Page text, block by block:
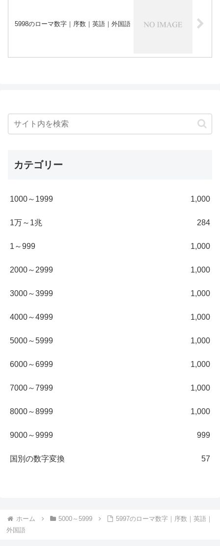
5998のローマ数字｜序数｜英語｜外国語
カテゴリー
1000～1999 1,000
1万～1兆 284
1～999 1,000
2000～2999 1,000
3000～3999 1,000
4000～4999 1,000
5000～5999 1,000
6000～6999 1,000
7000～7999 1,000
8000～8999 1,000
9000～9999 999
国別の数字変換 57
ホーム 5000～5999
5997のローマ数字｜序数｜英語｜
外国語